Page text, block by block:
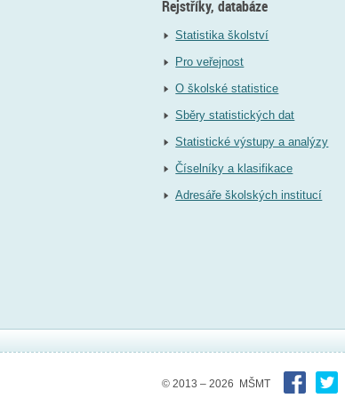
Rejstříky, databáze
Statistika školství
Pro veřejnost
O školské statistice
Sběry statistických dat
Statistické výstupy a analýzy
Číselníky a klasifikace
Adresáře školských institucí
© 2013 – 2026 MŠMT